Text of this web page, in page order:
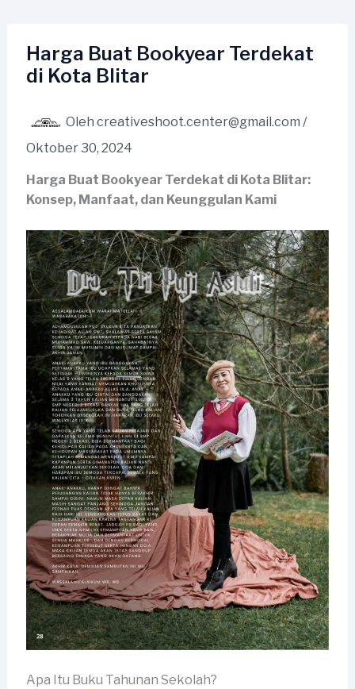
kontenHarga Buat Bookyear Terdekat
di Kota Blitar
Oleh creativeshoot.center@gmail.com /
Oktober 30, 2024
Harga Buat Bookyear Terdekat di Kota Blitar:
Konsep, Manfaat, dan Keunggulan Kami
Apa Itu Buku Tahunan Sekolah?